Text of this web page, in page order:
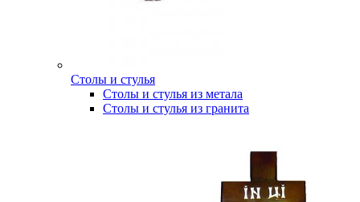
Столы и стулья
Столы и стулья из метала
Столы и стулья из гранита